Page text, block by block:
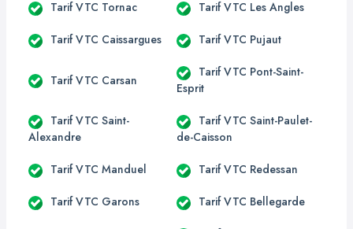
Tarif VTC Tornac Tarif VTC Les Angles
Tarif VTC Caissargues Tarif VTC Pujaut
Tarif VTC Carsan
Tarif VTC Pont-Saint-
Esprit
Tarif VTC Saint-
Alexandre
Tarif VTC Saint-Paulet-
de-Caisson
Tarif VTC Manduel Tarif VTC Redessan
Tarif VTC Garons Tarif VTC Bellegarde